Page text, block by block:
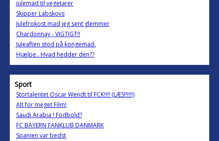
julemad til vegetarer
Skipper Labskovs
Julefrokost mad jeg sent glemmer
Chardonnay - VIGTIGT!!
Juleaften stod på kongemad.
Hjælpe.. Hvad hedder den??
Sport
Stortalentet Oscar Wendt til FCK!!!! (LÆS!!!!!!)
Alt for meget Film!
Saudi Arabia ! Fodbold?
FC BAYERN FANKLUB DANMARK
Spanien var bedst